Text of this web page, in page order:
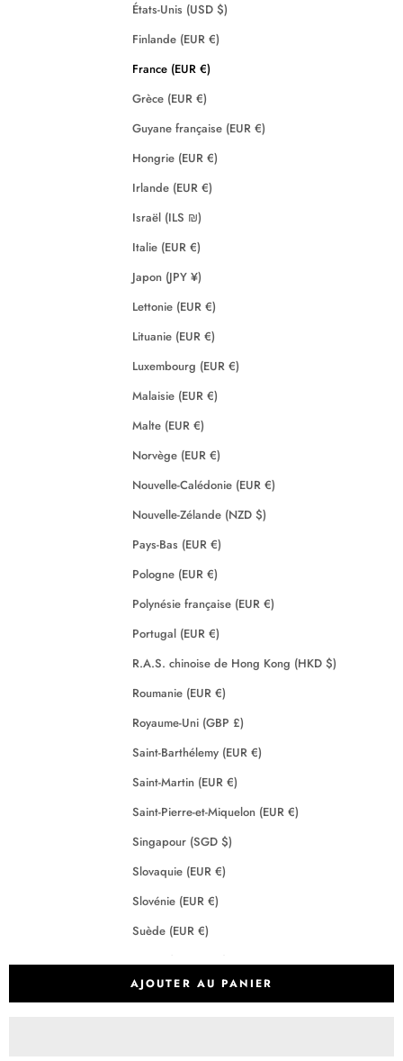
AJOUTER AU PANIER
États-Unis (USD $)
Finlande (EUR €)
France (EUR €)
Grèce (EUR €)
Guyane française (EUR €)
Hongrie (EUR €)
Irlande (EUR €)
Israël (ILS ₪)
Italie (EUR €)
Japon (JPY ¥)
Lettonie (EUR €)
Lituanie (EUR €)
Luxembourg (EUR €)
Malaisie (EUR €)
Malte (EUR €)
Norvège (EUR €)
Nouvelle-Calédonie (EUR €)
Nouvelle-Zélande (NZD $)
Pays-Bas (EUR €)
Pologne (EUR €)
Polynésie française (EUR €)
Portugal (EUR €)
R.A.S. chinoise de Hong Kong (HKD $)
Roumanie (EUR €)
Royaume-Uni (GBP £)
Saint-Barthélemy (EUR €)
Saint-Martin (EUR €)
Saint-Pierre-et-Miquelon (EUR €)
Singapour (SGD $)
Slovaquie (EUR €)
Slovénie (EUR €)
Suède (EUR €)
Suisse (CHF CHF)
Tchéquie (EUR €)